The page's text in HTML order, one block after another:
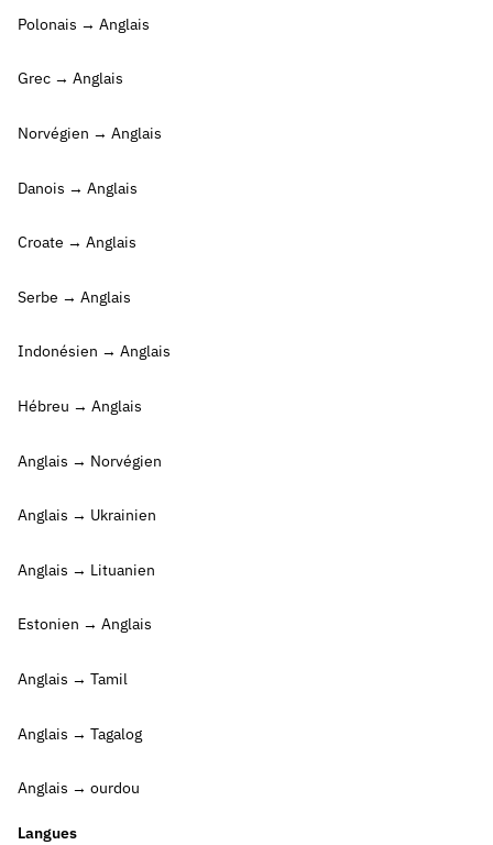
Polonais → Anglais
Grec → Anglais
Norvégien → Anglais
Danois → Anglais
Croate → Anglais
Serbe → Anglais
Indonésien → Anglais
Hébreu → Anglais
Anglais → Norvégien
Anglais → Ukrainien
Anglais → Lituanien
Estonien → Anglais
Anglais → Tamil
Anglais → Tagalog
Anglais → ourdou
Langues